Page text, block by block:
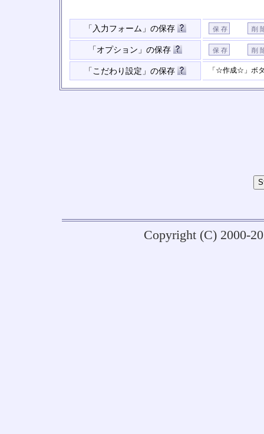
「入力フォーム」の保存
「オプション」の保存
「こだわり設定」の保存 「☆作成☆」ボ
Copyright (C) 2000-